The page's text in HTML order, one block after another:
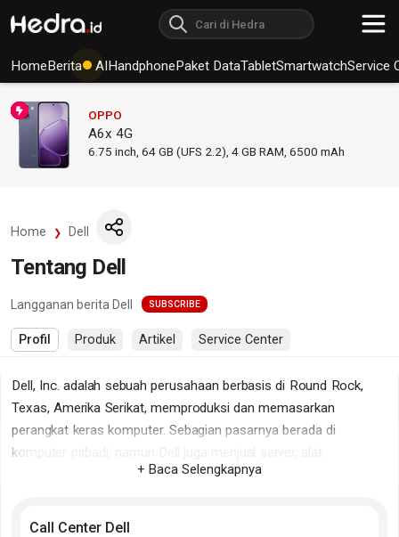
HomeBerita AIHandphonePaket DataTabletSmartwatchService
OPPO
A6x 4G
6.75 inch, 64 GB (UFS 2.2), 4 GB RAM 6500 mAh
Home Dell
Tentang Dell
Langganan berita Dell SUBSCRIBE
Profil Produk Artikel Service Center
Dell, Inc. adalah sebuah perusahaan berbasis di Round Rock,
Texas, Amerika Serikat, memproduksi dan memasarkan
perangkat keras komputer. Sebagian pasarnya berada di
komputer pribadi, namun Dell juga menjual server, alat
penyimpanan data, switch jaringan, dan kluster komputer untuk
+ Baca Selengkapnya
Call Center Dell